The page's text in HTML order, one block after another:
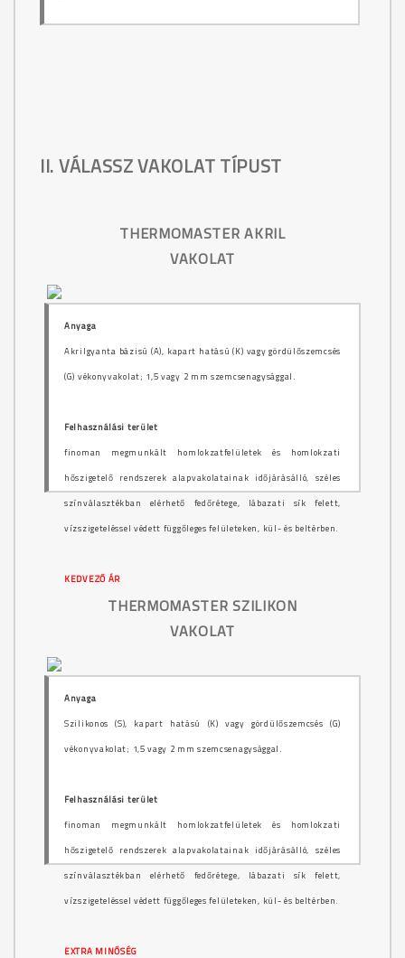
II. VÁLASSZ VAKOLAT TÍPUST
THERMOMASTER AKRIL
VAKOLAT
Anyaga
Akrilgyanta bázisú (A), kapart hatású (K) vagy gördülőszemcsés
(G) vékonyvakolat; 1,5 vagy 2 mm szemcsenagysággal.
Felhasználási terület
finoman megmunkált homlokzatfelületek és homlokzati
hőszigetelő rendszerek alapvakolatainak időjárásálló, széles
színválasztékban elérhető fedőrétege, lábazati sík felett,
vízszigeteléssel védett függőleges felületeken, kül- és beltérben.
KEDVEZŐ ÁR
THERMOMASTER SZILIKON
VAKOLAT
Anyaga
Szilikonos (S), kapart hatású (K) vagy gördülőszemcsés (G)
vékonyvakolat; 1,5 vagy 2 mm szemcsenagysággal.
Felhasználási terület
finoman megmunkált homlokzatfelületek és homlokzati
hőszigetelő rendszerek alapvakolatainak időjárásálló, széles
színválasztékban elérhető fedőrétege, lábazati sík felett,
vízszigeteléssel védett függőleges felületeken, kül- és beltérben.
EXTRA MINŐSÉG